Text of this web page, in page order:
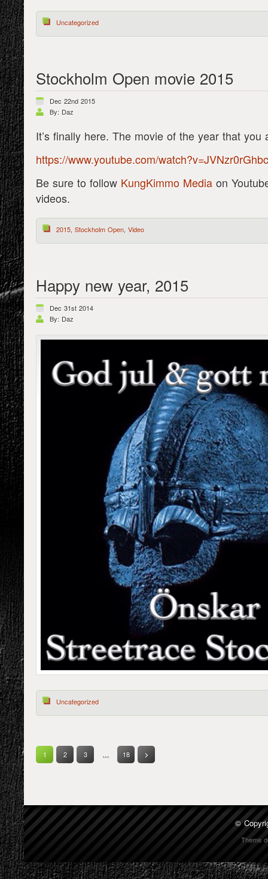
Uncategorized
Stockholm Open movie 2015
Dec 22nd 2015
By: Daz
It’s finally here. The movie of the year that
https://www.youtube.com/watch?v=JVNzr0rGhbc
Be sure to follow KungKimmo Media on
videos.
2015, Stockholm Open, Video
Happy new year, 2015
Dec 31st 2014
By: Daz
Uncategorized
1 2 3 … 18 >
©
Theme